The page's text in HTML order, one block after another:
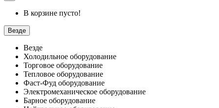
В корзине пусто!
Везде
Везде
Холодильное оборудование
Торговое оборудование
Тепловое оборудование
Фаст-Фуд оборудование
Электромеханическое оборудование
Барное оборудование